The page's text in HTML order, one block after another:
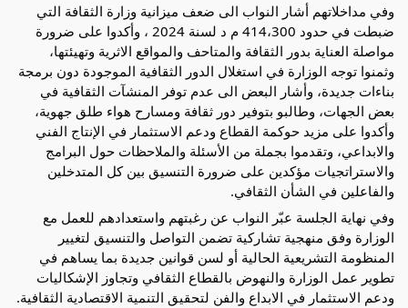
وفي مداخلاتهم أشار النواب الى ضعف ميزانية وزارة الثقافة التي
ضبطت في حدود 414،300 م د لسنة 2024 ، وأكدوا على ضرورة
مواصلة العناية بدور الثقافة والمتاحف والمواقع الاثرية وتهيئتها،
وثمنوا توجه الوزارة في استغلال الدور الثقافية الموجودة دون برمجة
بناءات جديدة، وأشار البعض الى عدم توفر المنشآت الثقافية في
بعض الجهات، وطالبو بتوفير دور ثقافة ومسارح هواء طلق جهوية،
وأكدوا على مزيد حوكمة القطاع ودعم الاستثمار في الإنتاج الفني
والابداعي، وتقدموا بجملة من الأسئلة والملاحظات حول البرامج
والاستراتجيات مؤكدين على ضرورة التنسيق بين كل المتدخلين
والفاعلين في الشأن الثقافي.
وفي نهاية الجلسة عبّر النواب عن رغبتهم واستعدادهم للعمل مع
الوزارة وفق منهجية تشاركية تضمن التواصل والتنسيق لتغيير
المنظومة التشريعية الحالية أو لسن قوانين جديدة بما يساهم في
تطوير عمل الوزارة والنهوض بالقطاع الثقافي وتجاوز الإشكاليات
ودعم الاستثمار في الابداع والفن لتحقيق التنمية الاقتصادية الثقافية.